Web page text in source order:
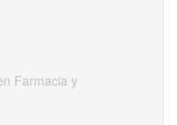
Farmacia y